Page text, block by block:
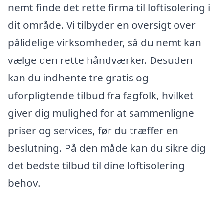
nemt finde det rette firma til loftisolering i
dit område. Vi tilbyder en oversigt over
pålidelige virksomheder, så du nemt kan
vælge den rette håndværker. Desuden
kan du indhente tre gratis og
uforpligtende tilbud fra fagfolk, hvilket
giver dig mulighed for at sammenligne
priser og services, før du træffer en
beslutning. På den måde kan du sikre dig
det bedste tilbud til dine loftisolering
behov.